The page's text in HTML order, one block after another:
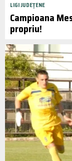
LIGI JUDEȚENE
Campioana
propriu!